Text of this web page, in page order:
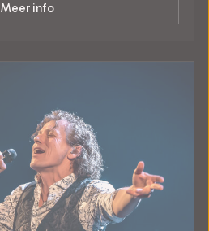
Meer info